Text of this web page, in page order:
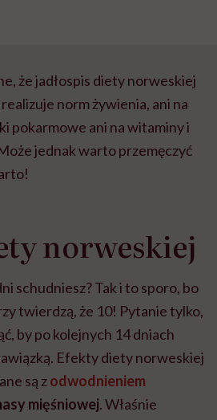
że jadłospis diety norweskiej
norm żywienia, ani na
pokarmowe ani na witaminy i
jednak warto przemęczyć
norweskiej
schudniesz? Tak i to sporo, bo
twierdzą, że 10! Pytanie tylko,
by po kolejnych 14 dniach
Efekty diety norweskiej
są zodwodnieniem
mięśniowej. Właśnie